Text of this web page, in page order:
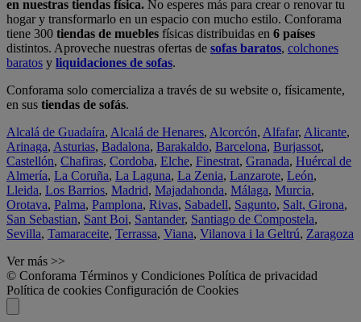
en nuestras tiendas física. No esperes más para crear o renovar tu
hogar y transformarlo en un espacio con mucho estilo. Conforama
tiene 300 tiendas de muebles físicas distribuidas en 6 países
distintos. Aproveche nuestras ofertas de sofas baratos, colchones
baratos y liquidaciones de sofas.
Conforama solo comercializa a través de su website o, físicamente,
en sus tiendas de sofás.
Alcalá de Guadaíra, Alcalá de Henares, Alcorcón, Alfafar, Alicante,
Arinaga, Asturias, Badalona, Barakaldo, Barcelona, Burjassot,
Castellón, Chafiras, Cordoba, Elche, Finestrat, Granada, Huércal de
Almería, La Coruña, La Laguna, La Zenia, Lanzarote, León,
Lleida, Los Barrios, Madrid, Majadahonda, Málaga, Murcia,
Orotava, Palma, Pamplona, Rivas, Sabadell, Sagunto, Salt, Girona,
San Sebastian, Sant Boi, Santander, Santiago de Compostela,
Sevilla, Tamaraceite, Terrassa, Viana, Vilanova i la Geltrú, Zaragoza
Ver más >>
© Conforama Términos y Condiciones Política de privacidad
Política de cookies Configuración de Cookies